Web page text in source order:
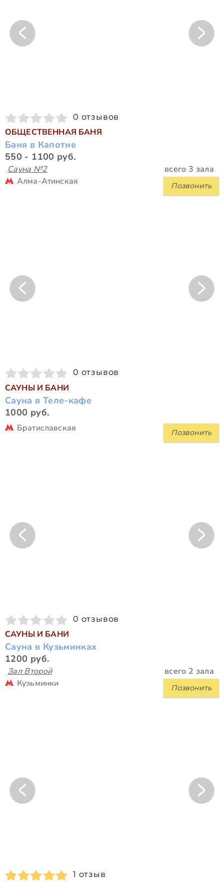
0 отзывов
ОБЩЕСТВЕННАЯ БАНЯ
Баня в Капотне
550 - 1100 руб.
Сауна №2 всего 3 зала
Позвонить
Алма-Атинская
0 отзывов
САУНЫ И БАНИ
Сауна в Теле-кафе
1000 руб.
Позвонить
Братиславская
0 отзывов
САУНЫ И БАНИ
Сауна в Кузьминках
1200 руб.
Зал Второй всего 2 зала
Позвонить
Кузьминки
1 отзыв